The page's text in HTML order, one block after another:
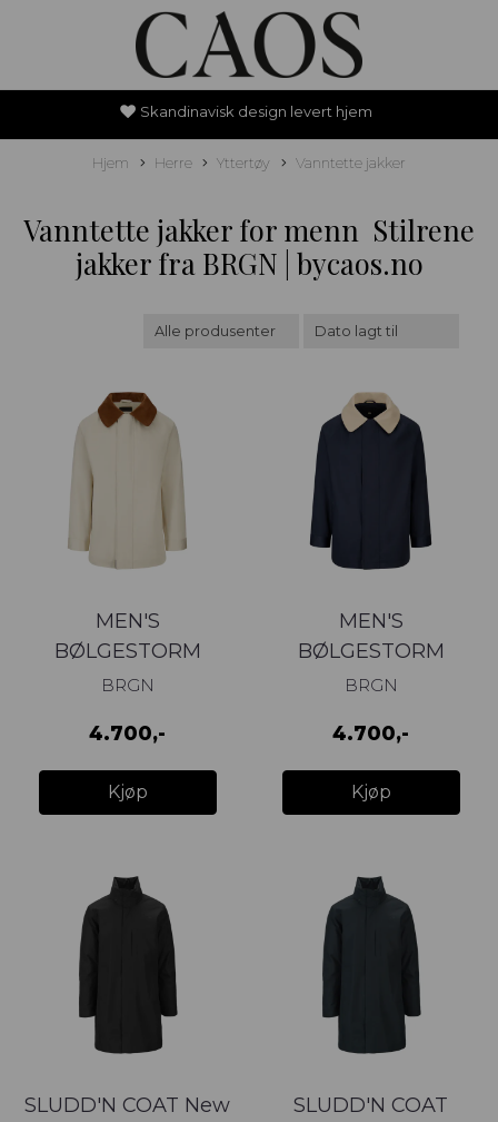
Skandinavisk design levert hjem
Hjem Herre Yttertøy Vanntette jakker
Vanntette jakker for menn  Stilrene
jakker fra BRGN | bycaos.no
MEN'S
BØLGESTORM
JACKET Sand
BRGN
4.700,-
Kjøp
MEN'S
BØLGESTORM
JACKET Dark Navy
BRGN
4.700,-
Kjøp
SLUDD'N COAT New
SLUDD'N COAT